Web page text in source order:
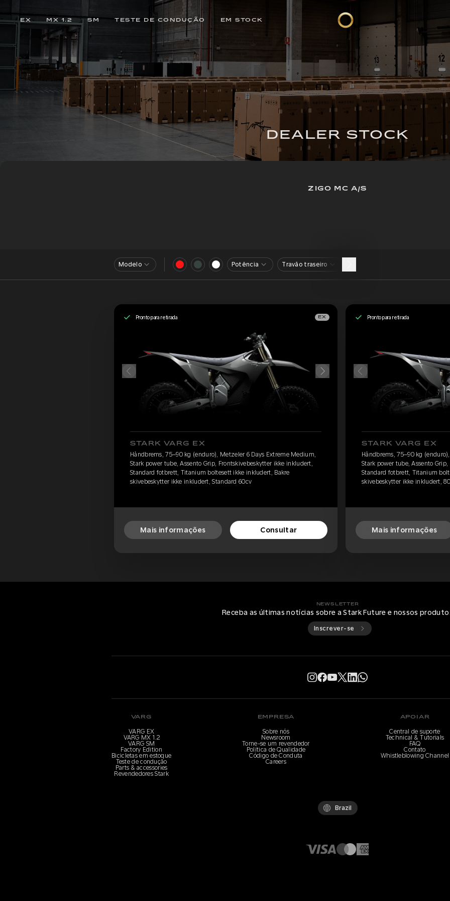
EX MX 1.2 SM TESTE DE CONDUÇÃO EM STOCK
DEALER STOCK
ZIGO MC A/S
Modelo Potência Travão traseiro
Pronto para retirada EX
STARK VARG EX
Håndbrems, 75–90 kg (enduro), Metzeler 6 Days Extreme Medium,
Stark power tube, Assento Grip, Frontskivebeskytter ikke inkludert,
Standard fotbrett, Titanium boltesett ikke inkludert, Bakre
skivebeskytter ikke inkludert, Standard 60cv
Mais informações Consultar
Pronto para retirada
STARK VARG EX
Håndbrems, 75–90 kg
Stark power tube, Assento
Standard fotbrett, Titanium
skivebeskytter ikke inkludert,
Mais informações
NEWSLETTER
Receba as últimas notícias sobre a Stark Future e nossos
Inscrever-se
VARG
VARG EX
VARG MX 1.2
VARG SM
Factory Edition
Bicicletas em estoque
Teste de condução
Parts & accessories
Revendedores Stark
EMPRESA
Sobre nós
Newsroom
Torne-se um revendedor
Política de Qualidade
Código de Conduta
Careers
APOIAR
Central de suporte
Technical & Tutorials
FAQ
Contato
Whistleblowing Channel
Brazil